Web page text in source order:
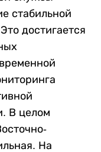
стабильной
достигается
В целом
На